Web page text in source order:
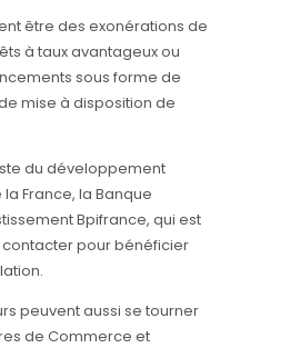
être des exonérations de
à taux avantageux ou
sous forme de
mise à disposition de
du développement
France, la Banque
Bpifrance, qui est
pour bénéficier
peuvent aussi se tourner
de Commerce et